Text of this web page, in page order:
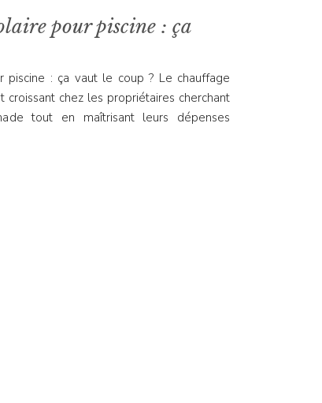
pour piscine : ça
: ça vaut le coup ? Le chauffage
chez les propriétaires cherchant
tout en maîtrisant leurs dépenses